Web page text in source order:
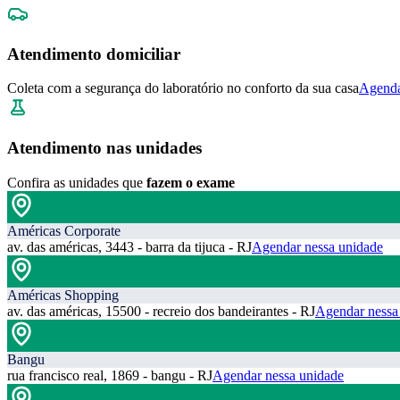
Atendimento domiciliar
Coleta com a segurança do laboratório no conforto da sua casa
Atendimento nas unidades
Confira as unidades que fazem o exame
Américas Corporate
av. das américas, 3443 - barra da tijuca - RJAgendar nessa unidade
Américas Shopping
av. das américas, 15500 - recreio dos bandeirantes - RJAgendar
Bangu
rua francisco real, 1869 - bangu - RJAgendar nessa unidade